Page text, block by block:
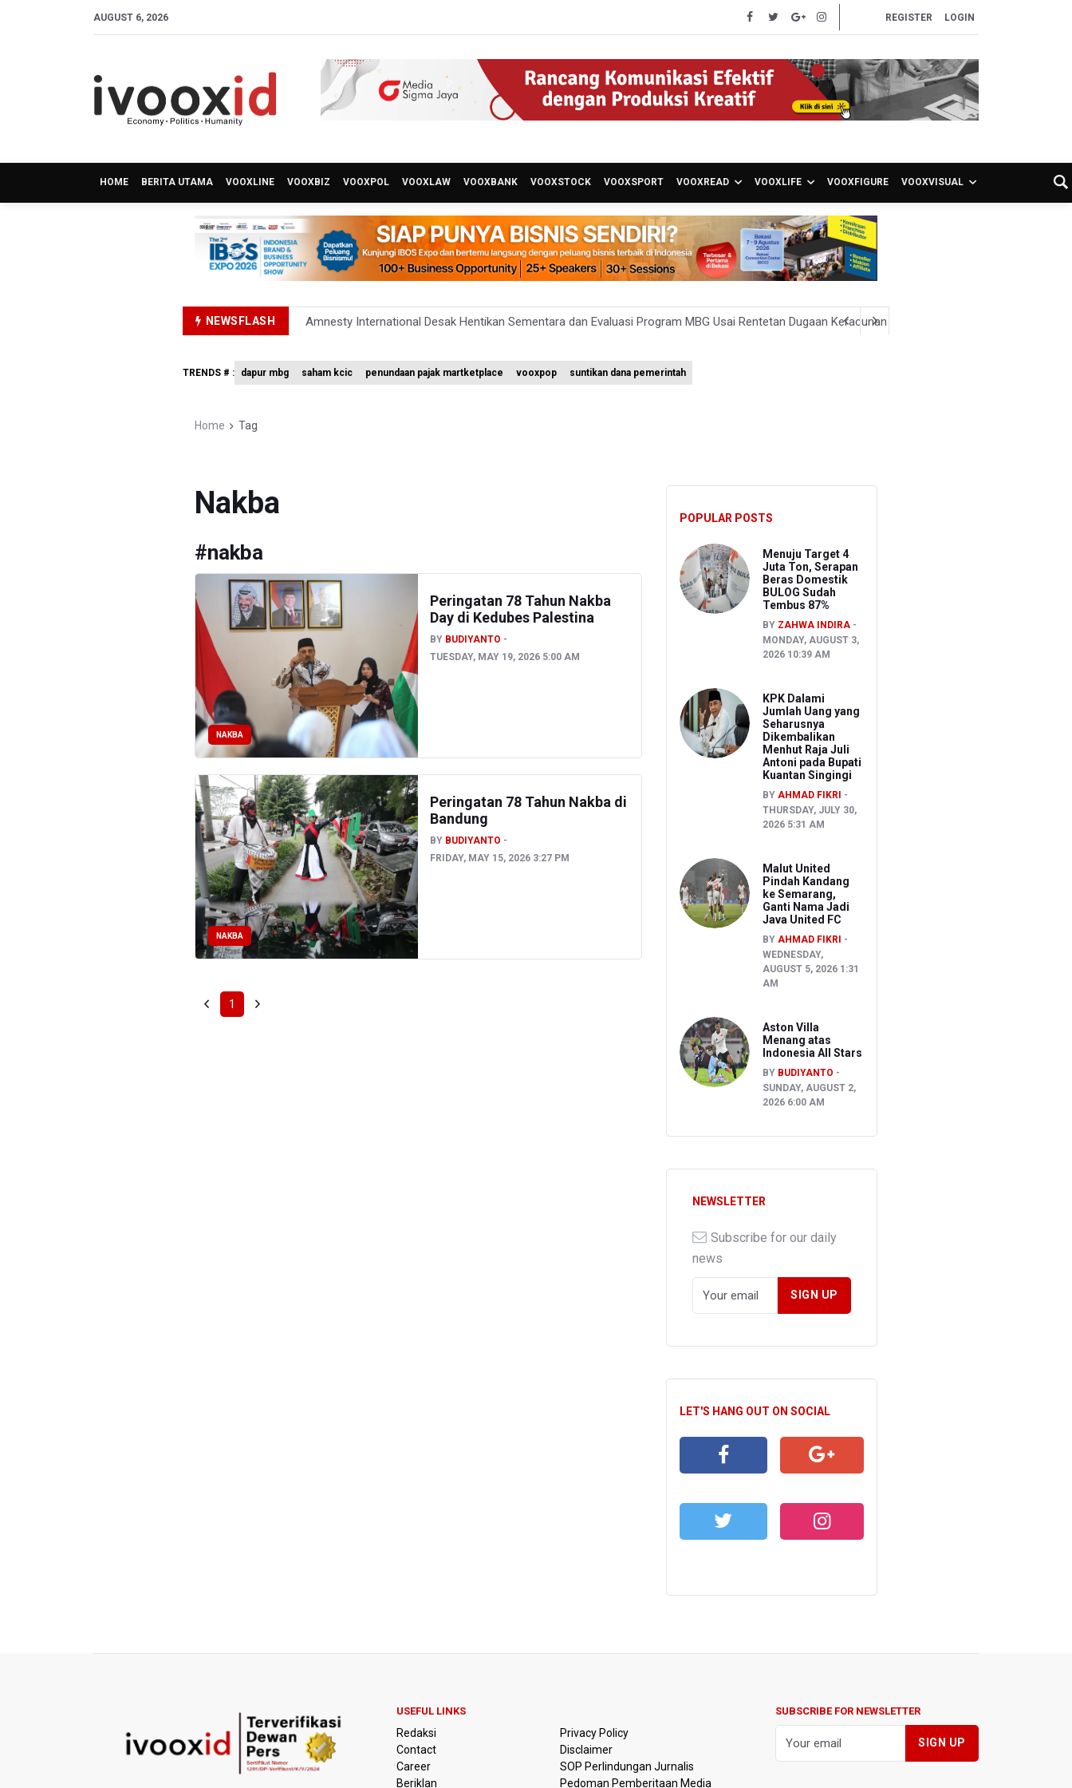
AUGUST 6, 2026 REGISTER LOGIN
HOME BERITA UTAMA VOOXLINE VOOXBIZ VOOXPOL VOOXLAW VOOXBANK VOOXSTOCK VOOXSPORT VOOXREAD VOOXLIFE VOOXFIGURE VOOXVISUAL
NEWSFLASH
Amnesty International Desak Hentikan Sementara dan Evaluasi Program MBG Usai Rentetan Dugaan Keracunan Massal
4 Barang Ini Ternyata Beratnya Gak Sampai 300 Gram, Tapi Sering Dibeli Online, Ongkir Bisa Lebih Hemat
TRENDS # : dapur mbg saham kcic penundaan pajak martketplace vooxpop suntikan dana pemerintah
Home Tag
Nakba
#nakba
NAKBA
Peringatan 78 Tahun Nakba
Day di Kedubes Palestina
BY BUDIYANTO
TUESDAY, MAY 19, 2026 5:00 AM
NAKBA
Peringatan 78 Tahun Nakba di
Bandung
BY BUDIYANTO
FRIDAY, MAY 15, 2026 3:27 PM
1
POPULAR POSTS
Menuju Target 4
Juta Ton, Serapan
Beras Domestik
BULOG Sudah
Tembus 87%
BY ZAHWA INDIRA
MONDAY, AUGUST 3,
2026 10:39 AM
KPK Dalami
Jumlah Uang yang
Seharusnya
Dikembalikan
Menhut Raja Juli
Antoni pada Bupati
Kuantan Singingi
BY AHMAD FIKRI
THURSDAY, JULY 30,
2026 5:31 AM
Malut United
Pindah Kandang
ke Semarang,
Ganti Nama Jadi
Java United FC
BY AHMAD FIKRI
WEDNESDAY,
AUGUST 5, 2026 1:31
AM
Aston Villa
Menang atas
Indonesia All Stars
BY BUDIYANTO
SUNDAY, AUGUST 2,
2026 6:00 AM
NEWSLETTER
Subscribe for our daily
news
LET'S HANG OUT ON SOCIAL
USEFUL LINKS
Redaksi
Contact
Career
Beriklan
Privacy Policy
Disclaimer
SOP Perlindungan Jurnalis
Pedoman Pemberitaan Media
SUBSCRIBE FOR NEWSLETTER